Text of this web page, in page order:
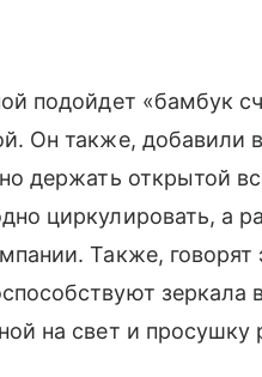
подойдет «бамбук
Он также, добавили
держать открытой
циркулировать, а
Также, говорят
зеркала
на свет и просушку